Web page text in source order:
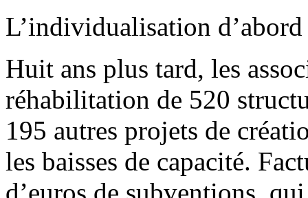
L’individualisation d’abord
Huit ans plus tard, les
réhabilitation de 520
195 autres projets de
les baisses de capacité.